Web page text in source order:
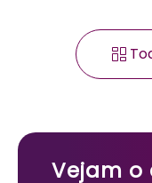
Vejam o